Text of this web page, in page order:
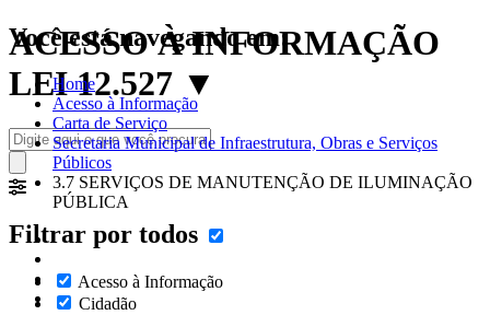
ACESSO À INFORMAÇÃO
LEI 12.527 ▼
Filtrar por todos
Acesso à Informação
Cidadão
Você está navegando em:
Home
Acesso à Informação
Carta de Serviço
Secretaria Municipal de Infraestrutura, Obras e Serviços
Públicos
3.7 SERVIÇOS DE MANUTENÇÃO DE ILUMINAÇÃO
PÚBLICA